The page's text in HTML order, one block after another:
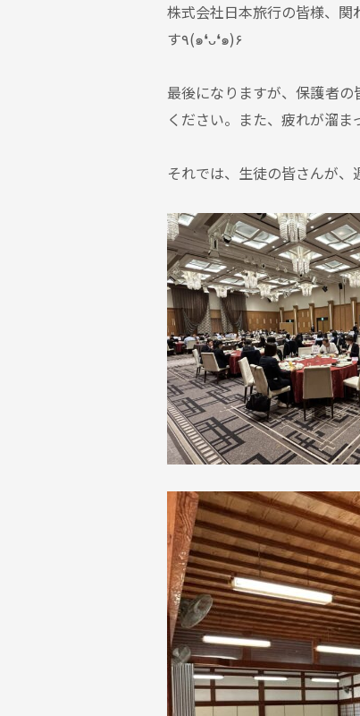
株式会社日本旅行の皆様、
す٩(๑❛ᴗ❛๑)۶
最後になりますが、保護者
ください。また、疲れが溜